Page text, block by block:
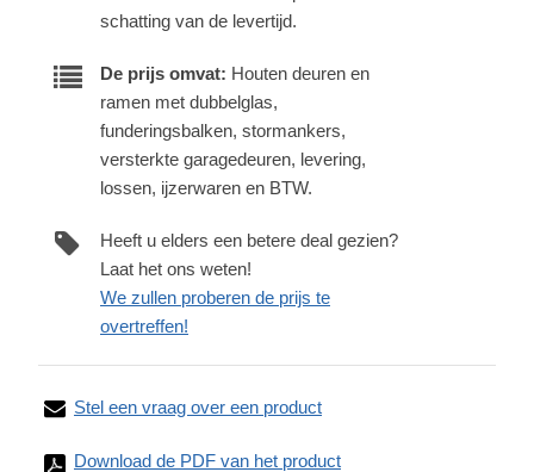
schatting van de levertijd.
De prijs omvat: Houten deuren en
ramen met dubbelglas,
funderingsbalken, stormankers,
versterkte garagedeuren, levering,
lossen, ijzerwaren en BTW.
Heeft u elders een betere deal gezien?
Laat het ons weten!
We zullen proberen de prijs te
overtreffen!
Stel een vraag over een product
Download de PDF van het product